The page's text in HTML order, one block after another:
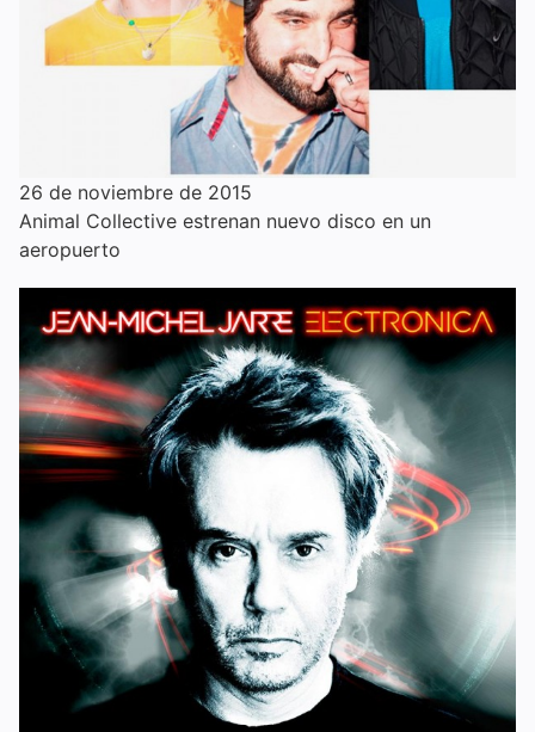
26 de noviembre de 2015
Animal Collective estrenan nuevo disco en un
aeropuerto